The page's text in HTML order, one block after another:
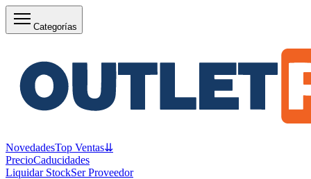
Categorías
NovedadesTop Ventas⇊
PrecioCaducidades
Liquidar StockSer Proveedor